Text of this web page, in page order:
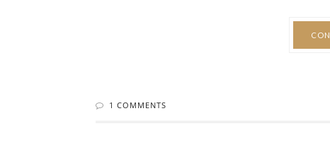
pemenuhan gizi tidak dilakukan dengan baik,
bahwa masih banyak masyarakat yang kurang
para orang tua yang memberikan susu kental manis